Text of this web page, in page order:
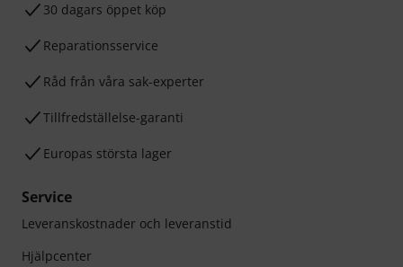
30 dagars öppet köp
Reparationsservice
Råd från våra sak-experter
Tillfredställelse-garanti
Europas största lager
Service
Leveranskostnader och leveranstid
Hjälpcenter